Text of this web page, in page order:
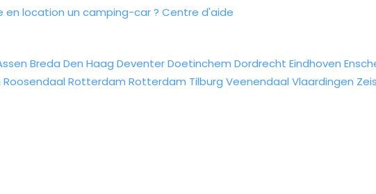
location un camping-car ? Centre d'aide
Breda Den Haag DeventerDoetinchem Dordrecht Eindhoven
Roosendaal Rotterdam Rotterdam Tilburg Veenendaal Vlaardingen